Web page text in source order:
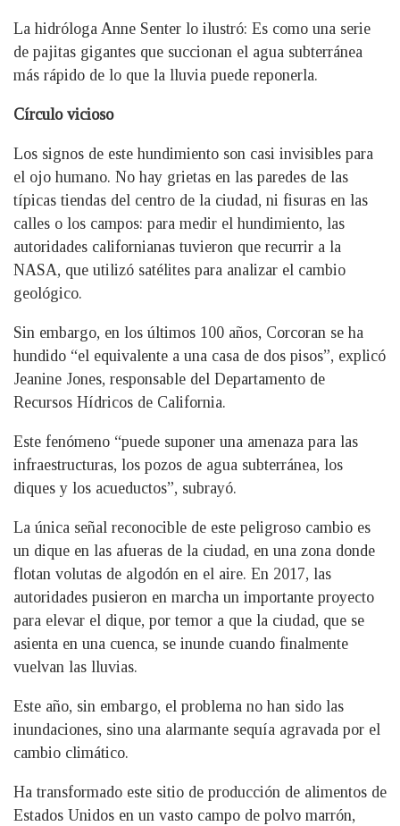
La hidróloga Anne Senter lo ilustró: Es como una serie
de pajitas gigantes que succionan el agua subterránea
más rápido de lo que la lluvia puede reponerla.
Círculo vicioso
Los signos de este hundimiento son casi invisibles para
el ojo humano. No hay grietas en las paredes de las
típicas tiendas del centro de la ciudad, ni fisuras en las
calles o los campos: para medir el hundimiento, las
autoridades californianas tuvieron que recurrir a la
NASA, que utilizó satélites para analizar el cambio
geológico.
Sin embargo, en los últimos 100 años, Corcoran se ha
hundido “el equivalente a una casa de dos pisos”, explicó
Jeanine Jones, responsable del Departamento de
Recursos Hídricos de California.
Este fenómeno “puede suponer una amenaza para las
infraestructuras, los pozos de agua subterránea, los
diques y los acueductos”, subrayó.
La única señal reconocible de este peligroso cambio es
un dique en las afueras de la ciudad, en una zona donde
flotan volutas de algodón en el aire. En 2017, las
autoridades pusieron en marcha un importante proyecto
para elevar el dique, por temor a que la ciudad, que se
asienta en una cuenca, se inunde cuando finalmente
vuelvan las lluvias.
Este año, sin embargo, el problema no han sido las
inundaciones, sino una alarmante sequía agravada por el
cambio climático.
Ha transformado este sitio de producción de alimentos de
Estados Unidos en un vasto campo de polvo marrón,